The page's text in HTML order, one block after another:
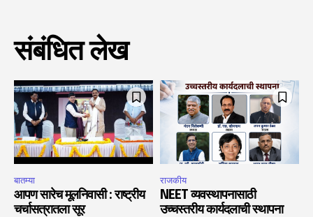
संबंधित लेख
बातम्या
आपण सारेच मूलनिवासी : राष्ट्रीय
चर्चासत्रातला सूर
राजकीय
NEET व्यवस्थापनासाठी
उच्चस्तरीय कार्यदलाची स्थापना